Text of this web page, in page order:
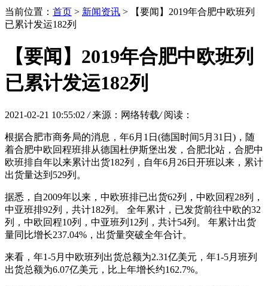
当前位置： 首页 > 新闻资讯 > 【要闻】2019年合肥中欧班列
已累计发运182列
【要闻】2019年合肥中欧班列
已累计发运182列
2021-02-21 10:55:02/ 来源：网络转载/ 阅读：
根据合肥市商务局的消息，年6月1日(德国时间5月31日)，随
着合肥中欧回程班排从德国杜伊斯堡出发，合肥北站，合肥中
欧班排自年以来累计出货182列，自年6月26日开班以来，累计
出货量达到529列。
据悉，自2009年以来，中欧班排已出货62列，中欧回程28列，
中亚班排92列，共计182列。 全年累计，已发货前往中欧的32
列，中欧回程10列，中亚班列12列，共计54列。 年累计出货
量同比增长237.04%，出货量突破全年合计。
来看，年1-5月中欧班列出货总额为2.31亿美元，年1-5月班列
出货总额为6.07亿美元，比上年增长约162.7%。